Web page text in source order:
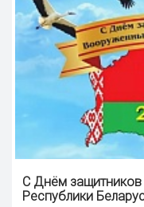
С Днём
Республики